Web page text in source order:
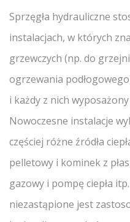
Sprzęgła hydrauliczne
instalacjach, w których
grzewczych (np. do
ogrzewania
i każdy z nich
Nowoczesne instalacje
częściej różne źródła
pelletowy i kominek z
gazowy i pompę ciepła
niezastąpione jest